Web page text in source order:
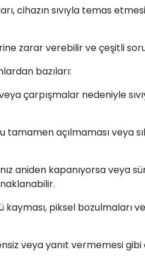
cihazın sıvıyla temas
zarar verebilir ve çeşitli
bazıları:
çarpışmalar nedeniyle
tamamen açılmaması veya
aniden kapanıyorsa veya
kayması, piksel bozulmaları
veya yanıt vermemesi